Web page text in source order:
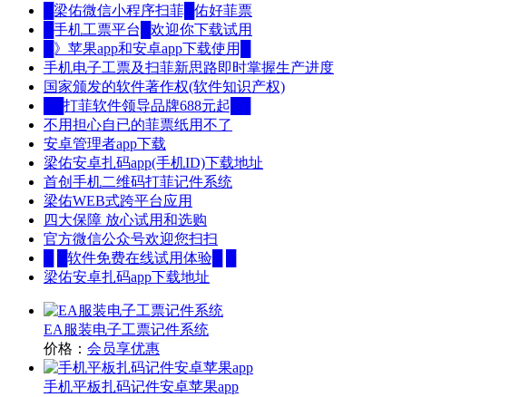
█梁佑微信小程序扫菲█佑好菲票
█手机工票平台█欢迎你下载试用
█》苹果app和安卓app下载使用█
手机电子工票及扫菲新思路即时掌握生产进度
国家颁发的软件著作权(软件知识产权)
██打菲软件领导品牌688元起██
不用担心自已的菲票纸用不了
安卓管理者app下载
梁佑安卓扎码app(手机ID)下载地址
首创手机二维码打菲记件系统
梁佑WEB式跨平台应用
四大保障 放心试用和选购
官方微信公众号欢迎您扫扫
█ █软件免费在线试用体验█ █
梁佑安卓扎码app下载地址
EA服装电子工票记件系统
价格： 会员享优惠
手机平板扎码记件安卓苹果app